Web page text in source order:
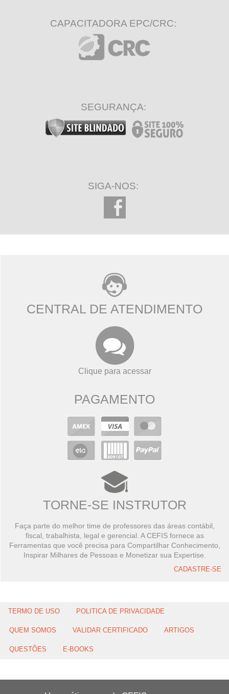
CAPACITADORA EPC/CRC:
SEGURANÇA:
SIGA-NOS:
CENTRAL DE ATENDIMENTO
Clique para acessar
PAGAMENTO
TORNE-SE INSTRUTOR
Faça parte do melhor time de professores das áreas contábil,
fiscal, trabalhista, legal e gerencial. A CEFIS fornece as
Ferramentas que você precisa para Compartilhar Conhecimento,
Inspirar Milhares de Pessoas e Monetizar sua Expertise.
CADASTRE-SE
TERMO DE USO POLITICA DE PRIVACIDADE
QUEM SOMOS VALIDAR CERTIFICADO ARTIGOS
QUESTÕES E-BOOKS